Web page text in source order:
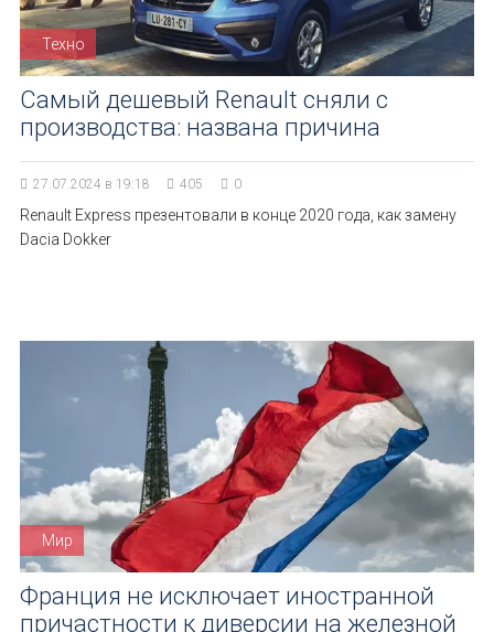
Техно
Самый дешевый Renault сняли с
производства: названа причина
27.07.2024 в 19:18 405 0
Renault Express презентовали в конце 2020 года, как замену
Dacia Dokker
Мир
Франция не исключает иностранной
причастности к диверсии на железной